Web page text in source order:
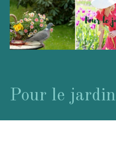
Pour le jardin